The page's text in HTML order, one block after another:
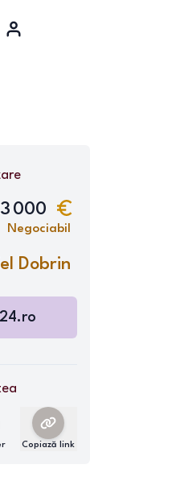
000
Negociabil
Dobrin
Copiază link